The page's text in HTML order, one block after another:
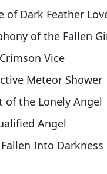
of Dark Feather
of the Fallen
Vice
Meteor Shower
of the Lonely Angel
Angel
Into Darkness